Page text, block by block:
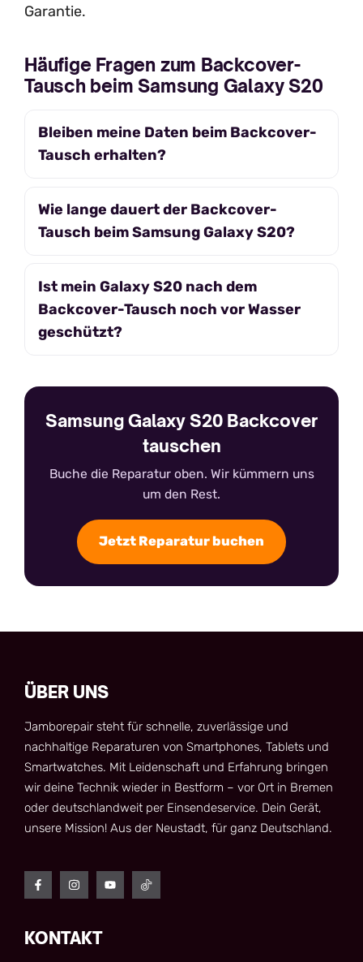
Garantie.
Häufige Fragen zum Backcover-
Tausch beim Samsung Galaxy S20
Bleiben meine Daten beim Backcover-
Tausch erhalten?
Wie lange dauert der Backcover-
Tausch beim Samsung Galaxy S20?
Ist mein Galaxy S20 nach dem
Backcover-Tausch noch vor Wasser
geschützt?
Samsung Galaxy S20 Backcover
tauschen
Buche die Reparatur oben. Wir kümmern uns
um den Rest.
Jetzt Reparatur buchen
ÜBER UNS
Jamborepair steht für schnelle, zuverlässige und
nachhaltige Reparaturen von Smartphones, Tablets und
Smartwatches. Mit Leidenschaft und Erfahrung bringen
wir deine Technik wieder in Bestform – vor Ort in Bremen
oder deutschlandweit per Einsendeservice. Dein Gerät,
unsere Mission! Aus der Neustadt, für ganz Deutschland.
KONTAKT